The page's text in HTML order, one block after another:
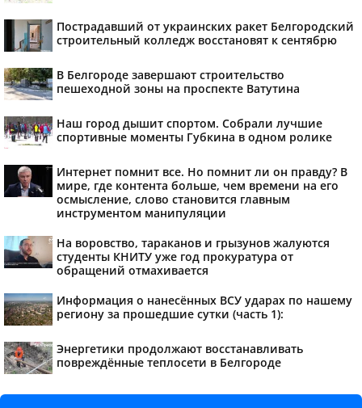
Пострадавший от украинских ракет Белгородский
строительный колледж восстановят к сентябрю
В Белгороде завершают строительство
пешеходной зоны на проспекте Ватутина
Наш город дышит спортом. Собрали лучшие
спортивные моменты Губкина в одном ролике
Интернет помнит все. Но помнит ли он правду? В
мире, где контента больше, чем времени на его
осмысление, слово становится главным
инструментом манипуляции
На воровство, тараканов и грызунов жалуются
студенты КНИТУ уже год прокуратура от
обращений отмахивается
Информация о нанесённых ВСУ ударах по нашему
региону за прошедшие сутки (часть 1):
Энергетики продолжают восстанавливать
повреждённые теплосети в Белгороде